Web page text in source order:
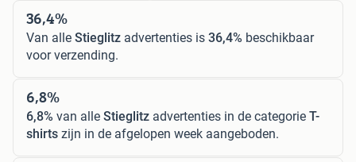
36,4%
Van alle Stieglitz advertenties is 36,4% beschikbaar
voor verzending.
6,8%
6,8% van alle Stieglitz advertenties in de categorie T-
shirts zijn in de afgelopen week aangeboden.